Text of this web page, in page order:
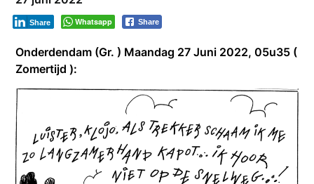
Whatsapp Share
Share
Onderdendam (Gr. ) Maandag 27 Juni 2022, 05u35 (
Zomertijd ):